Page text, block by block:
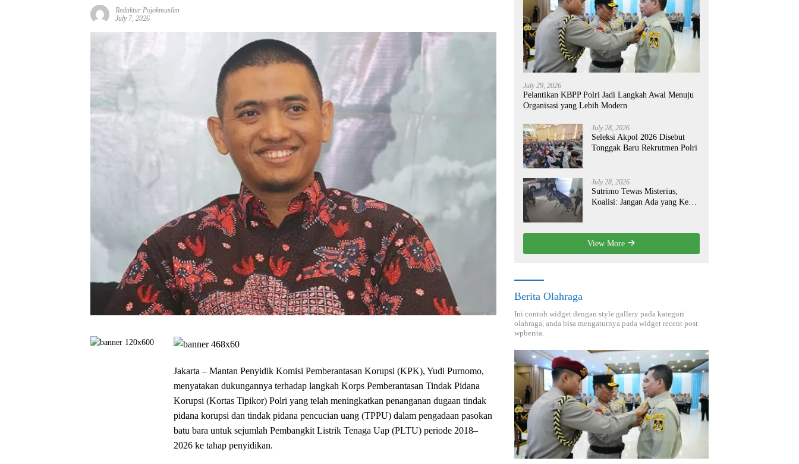
Redaktur Pojokmuslim
July 7, 2026
Jakarta – Mantan Penyidik Komisi Pemberantasan Korupsi (KPK), Yudi Purnomo,
menyatakan dukungannya terhadap langkah Korps Pemberantasan Tindak Pidana
Korupsi (Kortas Tipikor) Polri yang telah meningkatkan penanganan dugaan tindak
pidana korupsi dan tindak pidana pencucian uang (TPPU) dalam pengadaan pasokan
batu bara untuk sejumlah Pembangkit Listrik Tenaga Uap (PLTU) periode 2018–
2026 ke tahap penyidikan.
July 29, 2026
Pelantikan KBPP Polri Jadi Langkah Awal Menuju
Organisasi yang Lebih Modern
July 28, 2026
Seleksi Akpol 2026 Disebut
Tonggak Baru Rekrutmen Polri
July 28, 2026
Sutrimo Tewas Misterius,
Koalisi: Jangan Ada yang Kebal
View More
Berita Olahraga
Ini contoh widget dengan style gallery pada kategori
olahraga, anda bisa mengaturnya pada widget recent post
wpberita.